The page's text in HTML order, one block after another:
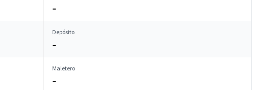
–
Depósito
–
Maletero
–